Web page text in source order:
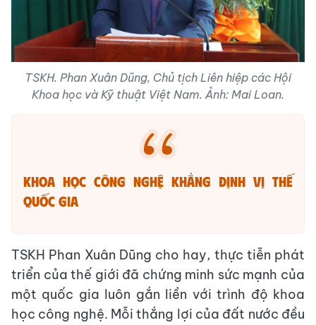
TSKH. Phan Xuân Dũng, Chủ tịch Liên hiệp các Hội
Khoa học và Kỹ thuật Việt Nam. Ảnh: Mai Loan.
Khoa học công nghệ khẳng định vị thế
quốc gia
TSKH Phan Xuân Dũng cho hay, thực tiễn phát
triển của thế giới đã chứng minh sức mạnh của
một quốc gia luôn gắn liền với trình độ khoa
học công nghệ. Mỗi thắng lợi của đất nước đều